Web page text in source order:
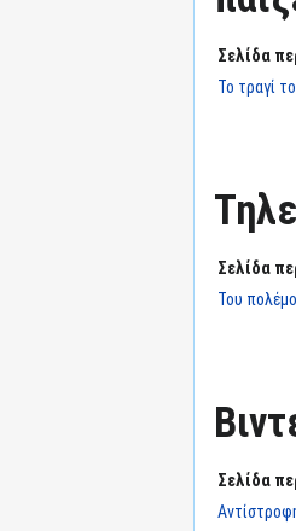
Σελίδα
Το τραγί
Σελίδα
Του
Σελίδα